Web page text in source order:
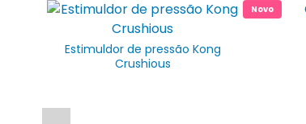
Estimuldor de pressão Kong
Crushious
Novo